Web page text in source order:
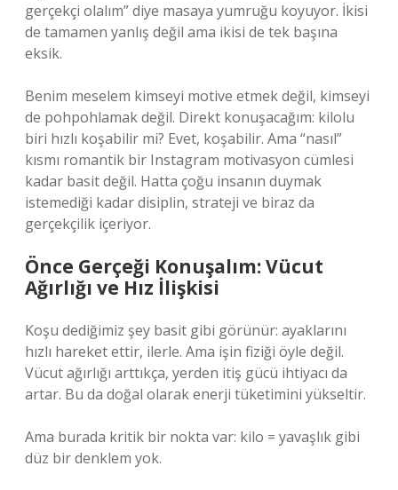
gerçekçi olalım” diye masaya yumruğu koyuyor. İkisi
de tamamen yanlış değil ama ikisi de tek başına
eksik.
Benim meselem kimseyi motive etmek değil, kimseyi
de pohpohlamak değil. Direkt konuşacağım: kilolu
biri hızlı koşabilir mi? Evet, koşabilir. Ama “nasıl”
kısmı romantik bir Instagram motivasyon cümlesi
kadar basit değil. Hatta çoğu insanın duymak
istemediği kadar disiplin, strateji ve biraz da
gerçekçilik içeriyor.
Önce Gerçeği Konuşalım: Vücut
Ağırlığı ve Hız İlişkisi
Koşu dediğimiz şey basit gibi görünür: ayaklarını
hızlı hareket ettir, ilerle. Ama işin fiziği öyle değil.
Vücut ağırlığı arttıkça, yerden itiş gücü ihtiyacı da
artar. Bu da doğal olarak enerji tüketimini yükseltir.
Ama burada kritik bir nokta var: kilo = yavaşlık gibi
düz bir denklem yok.